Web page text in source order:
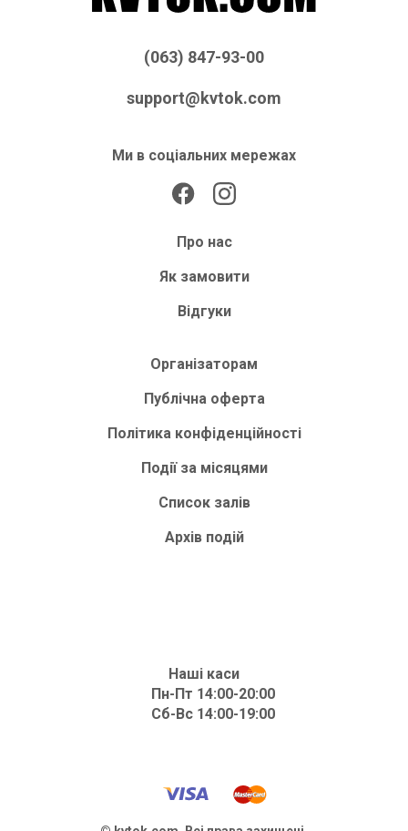
(063) 847-93-00
support@kvtok.com
Ми в соціальних мережах
Про нас
Як замовити
Відгуки
Організаторам
Публічна оферта
Політика конфіденційності
Події за місяцями
Список залів
Архів подій
Наші каси
Пн-Пт 14:00-20:00
Сб-Вс 14:00-19:00